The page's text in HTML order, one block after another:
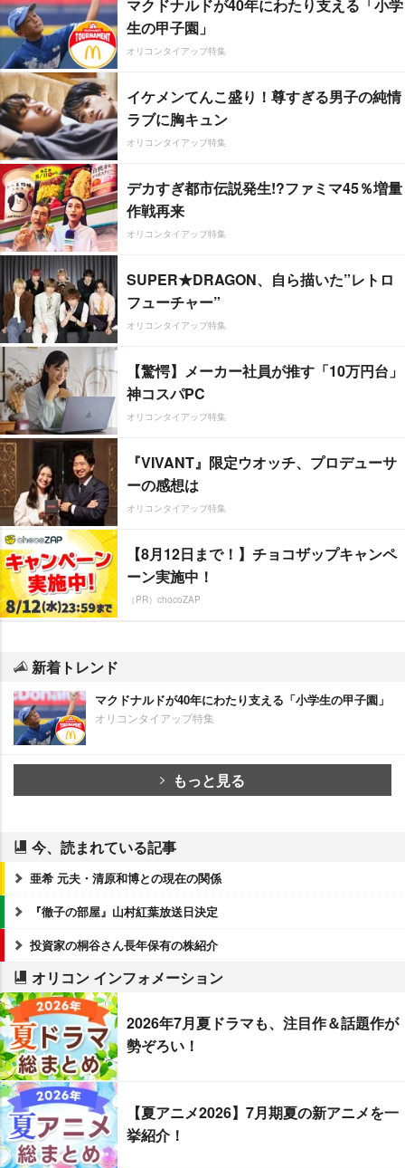
マクドナルドが40年にわたり支える「小学
生の甲子園」
オリコンタイアップ特集
イケメンてんこ盛り！尊すぎる男子の純情
ラブに胸キュン
オリコンタイアップ特集
デカすぎ都市伝説発生!?ファミマ45％増量
作戦再来
オリコンタイアップ特集
SUPER★DRAGON、自ら描いた”レトロ
フューチャー”
オリコンタイアップ特集
【驚愕】メーカー社員が推す「10万円台」
神コスパPC
オリコンタイアップ特集
『VIVANT』限定ウオッチ、プロデューサ
ーの感想は
オリコンタイアップ特集
【8月12日まで！】チョコザップキャンペ
ーン実施中！
（PR）chocoZAP
新着トレンド
マクドナルドが40年にわたり支える「小学生の甲子園」
オリコンタイアップ特集
もっと見る
今、読まれている記事
亜希 元夫・清原和博との現在の関係
『徹子の部屋』山村紅葉放送日決定
投資家の桐谷さん長年保有の株紹介
オリコン インフォメーション
2026年7月夏ドラマも、注目作＆話題作が
勢ぞろい！
【夏アニメ2026】7月期夏の新アニメを一
挙紹介！